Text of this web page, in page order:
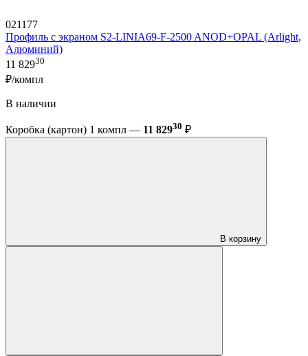
021177
Профиль с экраном S2-LINIA69-F-2500 ANOD+OPAL (Arlight,
Алюминий)
11 82930
₽/компл
В наличии
Коробка (картон) 1 компл — 11 82930 ₽
В корзину